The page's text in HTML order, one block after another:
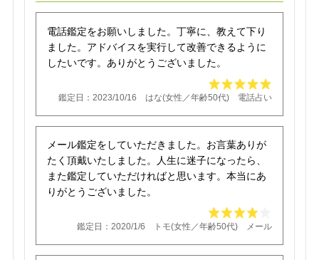
電話鑑定をお願いしました。丁寧に、教えて下り
ました。アドバイスを実行して改善できるように
したいです。ありがとうございました。
鑑定日：2023/10/16 はな(女性／年齢50代) 電話占い
メール鑑定をしていただきました。お言葉ありが
たく頂戴いたしました。人生に迷子になったら、
また鑑定していただければと思います。本当にあ
りがとうございました。
鑑定日：2020/1/6 トモ(女性／年齢50代) メール